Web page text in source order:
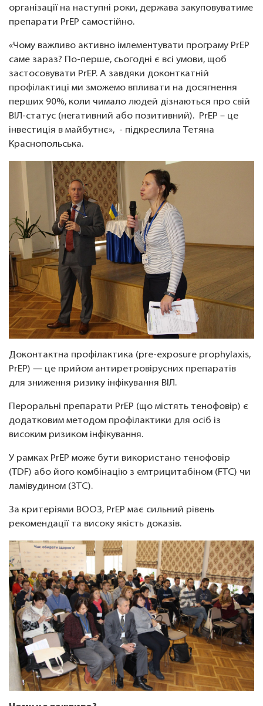
організації на наступні роки, держава закуповуватиме
препарати PrEP самостійно.
«Чому важливо активно імлементувати програму PrEР
саме зараз? По-перше, сьогодні є всі умови, щоб
застосовувати PrEP. А завдяки доконткатній
профілактиці ми зможемо впливати на досягнення
перших 90%, коли чимало людей дізнаються про свій
ВІЛ-статус (негативний або позитивний). PrEP – це
інвестиція в майбутнє», - підкреслила Тетяна
Краснопольська.
Доконтактна профілактика (pre-exposure prophylaxis,
PrEP) — це прийом антиретровірусних препаратів
для зниження ризику інфікування ВІЛ.
Пероральні препарати PrEP (що містять тенофовір) є
додатковим методом профілактики для осіб із
високим ризиком інфікування.
У рамках PrEP може бути використано тенофовір
(TDF) або його комбінацію з емтрицитабіном (FTC) чи
ламівудином (3TC).
За критеріями ВООЗ, PrEP має сильний рівень
рекомендації та високу якість доказів.